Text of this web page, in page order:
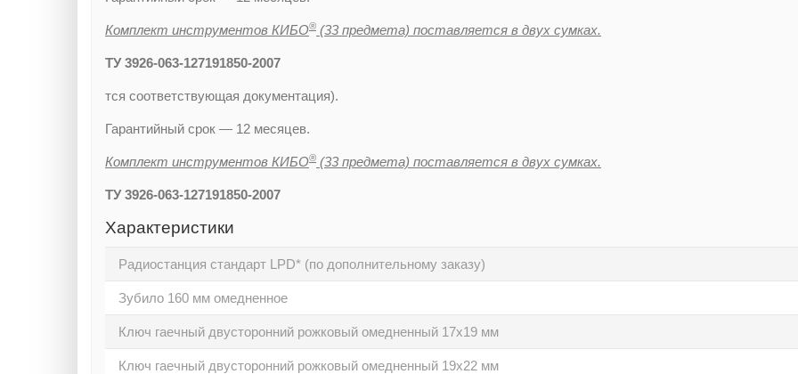
Комплект инструментов КИБО® (33 предмета) поставляется в двух сумках.
ТУ 3926-063-127191850-2007
тся соответствующая документация).
Гарантийный срок — 12 месяцев.
Комплект инструментов КИБО® (33 предмета) поставляется в двух сумках.
ТУ 3926-063-127191850-2007
Характеристики
Радиостанция стандарт LPD* (по дополнительному заказу)
Зубило 160 мм омедненное
Ключ гаечный двусторонний рожковый омедненный 17х19 мм
Ключ гаечный двусторонний рожковый омедненный 19х22 мм